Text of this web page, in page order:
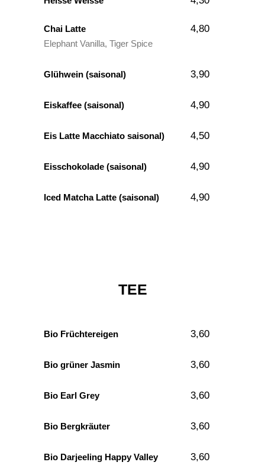
Chai Latte 4,80
Elephant Vanilla, Tiger Spice
Glühwein (saisonal) 3,90
Eiskaffee (saisonal) 4,90
Eis Latte Macchiato saisonal) 4,50
Eisschokolade (saisonal) 4,90
Iced Matcha Latte (saisonal) 4,90
TEE
Bio Früchtereigen 3,60
Bio grüner Jasmin 3,60
Bio Earl Grey 3,60
Bio Bergkräuter 3,60
Bio Darjeeling Happy Valley 3,60